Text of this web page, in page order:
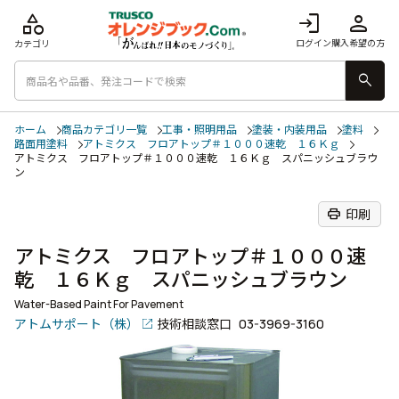
login
ログイン
person
購入希望の方
category
カテゴリ
search
ホーム 商品カテゴリ一覧 工事・照明用品 塗装・内装用品
塗料
路面用塗料
アトミクス フロアトップ＃１０００速乾 １６Ｋｇ
アトミクス フロアトップ＃１０００速乾 １６Ｋｇ スパニッシュブラウ
ン
print 印刷
アトミクス フロアトップ＃１０００速
乾 １６Ｋｇ スパニッシュブラウン
Water-Based Paint For Pavement
アトムサポート（株） 技術相談窓口 03-3969-3160